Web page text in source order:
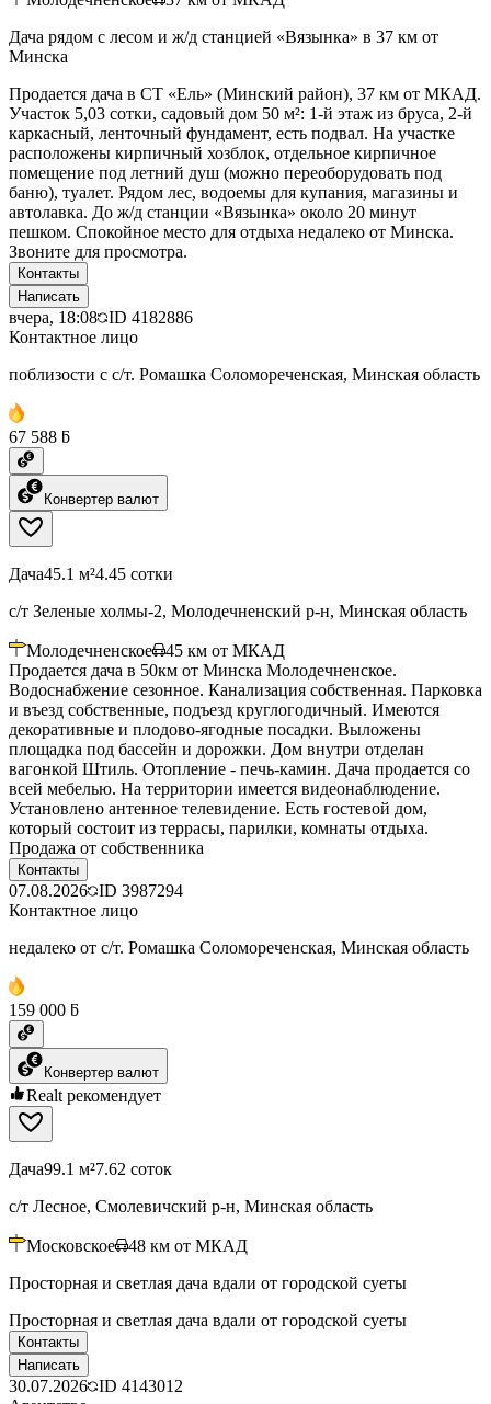
Дача рядом с лесом и ж/д станцией «Вязынка» в 37 км от
Минска
Продается дача в СТ «Ель» (Минский район), 37 км от МКАД.
Участок 5,03 сотки, садовый дом 50 м²: 1-й этаж из бруса, 2-й
каркасный, ленточный фундамент, есть подвал. На участке
расположены кирпичный хозблок, отдельное кирпичное
помещение под летний душ (можно переоборудовать под
баню), туалет. Рядом лес, водоемы для купания, магазины и
автолавка. До ж/д станции «Вязынка» около 20 минут
пешком. Спокойное место для отдыха недалеко от Минска.
Звоните для просмотра.
Контакты
Написать
вчера, 18:08 ID 4182886
Контактное лицо
поблизости с с/т. Ромашка Соломореченская, Минская область
67 588 ƃ
Конвертер валют
Дача45.1 м²4.45 сотки
с/т Зеленые холмы-2, Молодечненский р-н, Минская область
Молодечненское 45 км от МКАД
Продается дача в 50км от Минска Молодечненское.
Водоснабжение сезонное. Канализация собственная. Парковка
и въезд собственные, подъезд круглогодичный. Имеются
декоративные и плодово-ягодные посадки. Выложены
площадка под бассейн и дорожки. Дом внутри отделан
вагонкой Штиль. Отопление - печь-камин. Дача продается со
всей мебелью. На территории имеется видеонаблюдение.
Установлено антенное телевидение. Есть гостевой дом,
который состоит из террасы, парилки, комнаты отдыха.
Продажа от собственника
Контакты
07.08.2026 ID 3987294
Контактное лицо
недалеко от с/т. Ромашка Соломореченская, Минская область
159 000 ƃ
Конвертер валют
Realt рекомендует
Дача99.1 м²7.62 соток
с/т Лесное, Смолевичский р-н, Минская область
Московское 48 км от МКАД
Просторная и светлая дача вдали от городской суеты
Просторная и светлая дача вдали от городской суеты
Контакты
Написать
30.07.2026 ID 4143012